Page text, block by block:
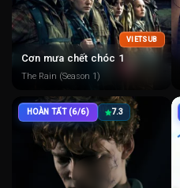
VIETSUB
Cơn mưa chết chóc 1
The Rain (Season 1)
HOÀN TẤT (6/6) 7.3